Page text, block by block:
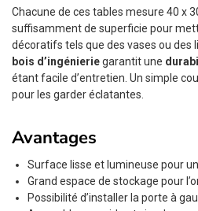
Chacune de ces tables mesure 40 x
suffisamment de superficie pour
décoratifs tels que des vases ou des
bois d’ingénieriegarantit une
étant facile d’entretien. Un simple
pour les garder éclatantes.
Avantages
Surface lisse et lumineuse pour
Grand espace de stockage pour
Possibilité d’installer la porte à